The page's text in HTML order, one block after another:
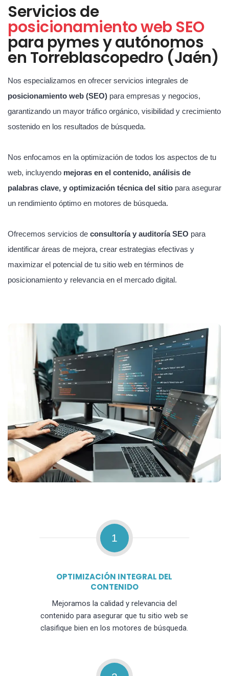
Servicios de
posicionamiento web SEO
para pymes y autónomos
en Torreblascopedro (Jaén)
Nos especializamos en ofrecer servicios integrales de
posicionamiento web (SEO) para empresas y negocios,
garantizando un mayor tráfico orgánico, visibilidad y crecimiento
sostenido en los resultados de búsqueda.
Nos enfocamos en la optimización de todos los aspectos de tu
web, incluyendo mejoras en el contenido, análisis de
palabras clave, y optimización técnica del sitio para asegurar
un rendimiento óptimo en motores de búsqueda.
Ofrecemos servicios de consultoría y auditoría SEO para
identificar áreas de mejora, crear estrategias efectivas y
maximizar el potencial de tu sitio web en términos de
posicionamiento y relevancia en el mercado digital.
1
OPTIMIZACIÓN INTEGRAL DEL
CONTENIDO
Mejoramos la calidad y relevancia del
contenido para asegurar que tu sitio web se
clasifique bien en los motores de búsqueda.